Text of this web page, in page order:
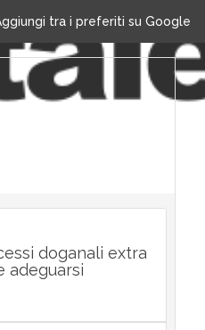
tra i preferiti su Google
doganali extra
adeguarsi